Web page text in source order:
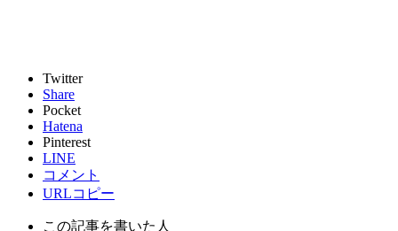
Twitter
Share
Pocket
Hatena
Pinterest
LINE
コメント
URLコピー
この記事を書いた人